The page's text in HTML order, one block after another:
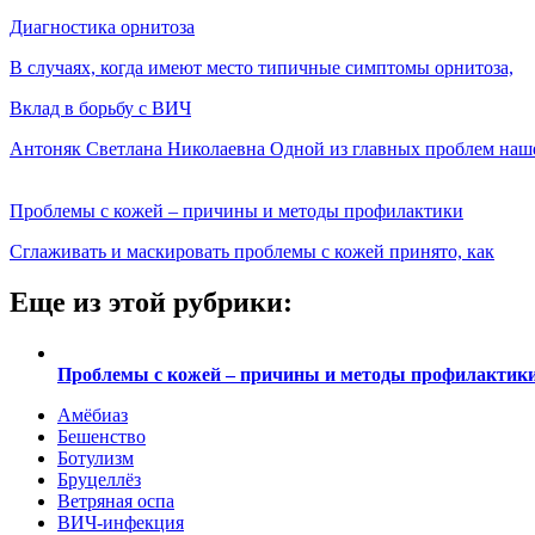
Диагностика орнитоза
В случаях, когда имеют место типичные симптомы орнитоза,
Вклад в борьбу с ВИЧ
Антоняк Светлана Николаевна Одной из главных проблем
Проблемы с кожей – причины и методы профилактики
Сглаживать и маскировать проблемы с кожей принято, как
Еще из этой рубрики:
Проблемы с кожей – причины и методы
Амёбиаз
Бешенство
Ботулизм
Бруцеллёз
Ветряная оспа
ВИЧ-инфекция